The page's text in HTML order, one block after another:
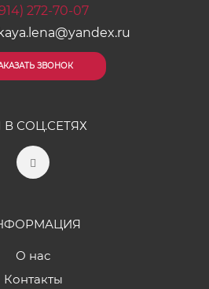
272-70-07
ЗВОНОК
СОЦ.СЕТЯХ
О нас
Контакты